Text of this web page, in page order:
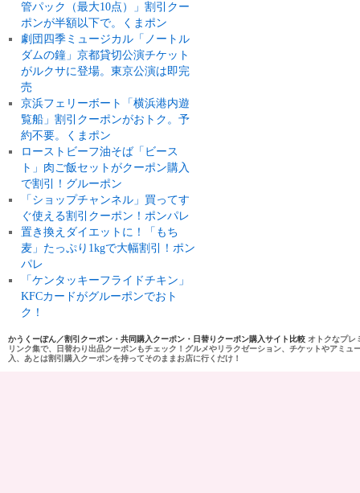
管パック（最大10点）」割引クー
ポンが半額以下で。くまポン
劇団四季ミュージカル「ノートル
ダムの鐘」京都貸切公演チケット
がルクサに登場。東京公演は即完
売
京浜フェリーボート「横浜港内遊
覧船」割引クーポンがおトク。予
約不要。くまポン
ローストビーフ油そば「ビース
ト」肉ご飯セットがクーポン購入
で割引！グルーポン
「ショップチャンネル」買ってす
ぐ使える割引クーポン！ポンパレ
置き換えダイエットに！「もち
麦」たっぷり1kgで大幅割引！ポン
パレ
「ケンタッキーフライドチキン」
KFCカードがグルーポンでおト
ク！
かうくーぽん／割引クーポン・共同購入クーポン・日替りクーポン購入サイト比較 オトクなプレ
リンク集で、日替わり出品クーポンもチェック！グルメやリラクゼーション、チケットやアミ
入、あとは割引購入クーポンを持ってそのままお店に行くだけ！